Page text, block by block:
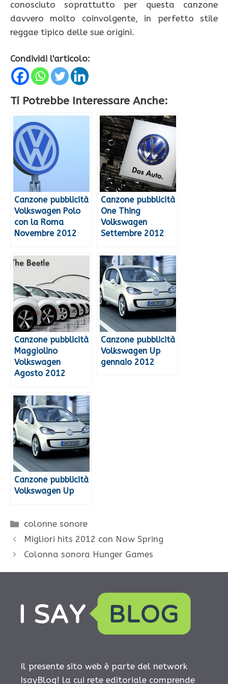
conosciuto soprattutto per questa canzone
davvero molto coinvolgente, in perfetto stile
reggae tipico delle sue origini.
Condividi l'articolo:
Ti Potrebbe Interessare Anche:
Canzone pubblicità
Volkswagen Polo
con la Roma
Novembre 2012
Canzone pubblicità
One Thing
Volkswagen
Settembre 2012
Canzone pubblicità
Maggiolino
Volkswagen
Agosto 2012
Canzone pubblicità
Volkswagen Up
gennaio 2012
Canzone pubblicità
Volkswagen Up
Categorie
colonne sonore
Migliori hits 2012 con Now Spring
Colonna sonora Hunger Games
Il presente sito web è parte del network
IsayBlog! la cui rete editoriale comprende